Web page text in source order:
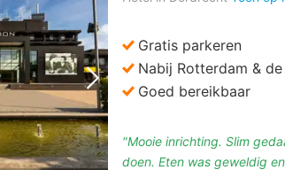
Volgende foto
Gratis parkeren
Nabij Rotterdam &
Goed bereikbaar
"Mooie inrichting. Slim
doen. Eten was geweldig